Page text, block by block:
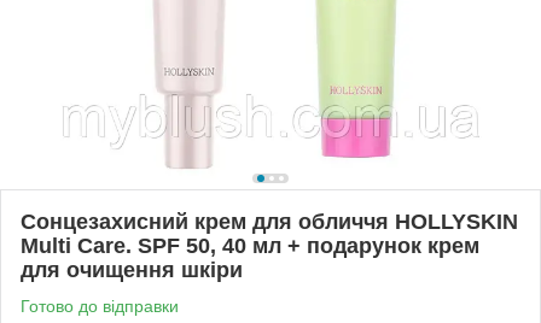
Сонцезахисний крем для обличчя HOLLYSKIN
Multi Care. SPF 50, 40 мл + подарунок крем
для очищення шкіри
Готово до відправки